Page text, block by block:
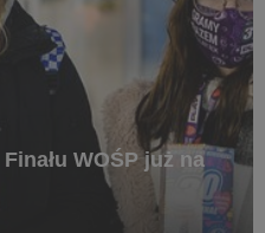
WOŚP już na